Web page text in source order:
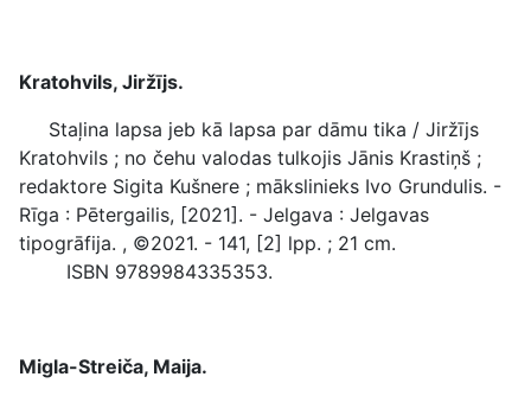
Kratohvils, Jiržījs.
Staļina lapsa jeb kā lapsa par dāmu tika / Jiržījs
Kratohvils ; no čehu valodas tulkojis Jānis Krastiņš ;
redaktore Sigita Kušnere ; mākslinieks Ivo Grundulis. -
Rīga : Pētergailis, [2021]. - Jelgava : Jelgavas
tipogrāfija. , ©2021. - 141, [2] lpp. ; 21 cm.
ISBN 9789984335353.
Migla-Streiča, Maija.